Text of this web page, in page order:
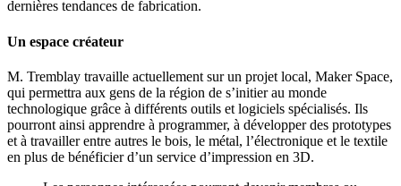
dernières tendances de fabrication.
Un espace créateur
M. Tremblay travaille actuellement sur un projet local, Maker Space,
qui permettra aux gens de la région de s’initier au monde
technologique grâce à différents outils et logiciels spécialisés. Ils
pourront ainsi apprendre à programmer, à développer des prototypes
et à travailler entre autres le bois, le métal, l’électronique et le textile
en plus de bénéficier d’un service d’impression en 3D.